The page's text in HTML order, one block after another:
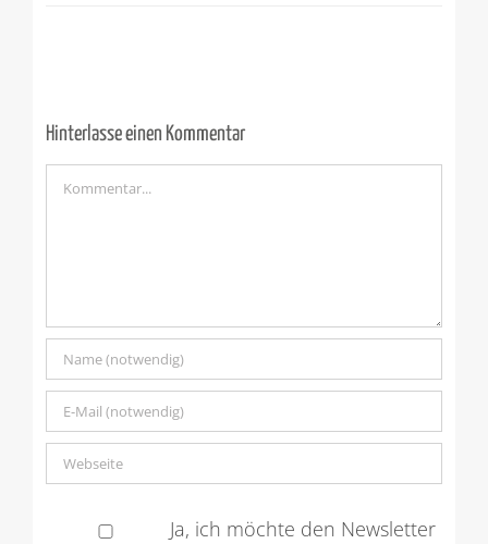
Hinterlasse einen Kommentar
Kommentar
Ja, ich möchte den Newsletter